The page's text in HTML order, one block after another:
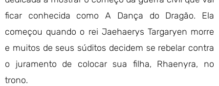
ficar conhecida como A Dança do Dragão. Ela
começou quando o rei Jaehaerys Targaryen morre
e muitos de seus súditos decidem se rebelar contra
o juramento de colocar sua filha, Rhaenyra, no
trono.